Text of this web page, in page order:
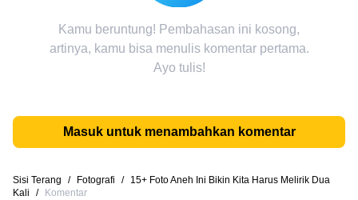
Kamu beruntung! Pembahasan ini kosong,
artinya, kamu bisa menulis komentar pertama.
Ayo tulis!
Masuk untuk menambahkan komentar
Sisi Terang / Fotografi /
15+ Foto Aneh Ini Bikin Kita Harus Melirik Dua
Kali
/ Komentar